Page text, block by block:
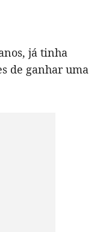
já tinha
de ganhar uma